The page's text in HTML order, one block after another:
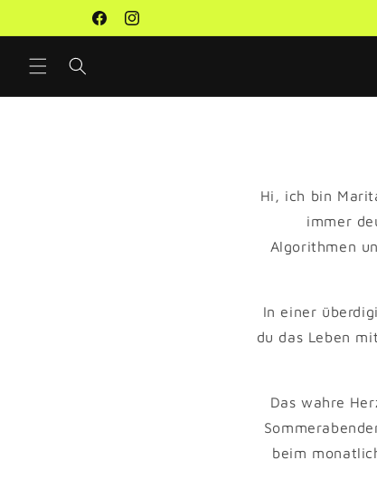
Inhalt
FacebookInstagram
Premium Wolle, Workshops & Studio
Hi, ich bin
immer
Algorithmen
In einer
du das Leben
Das wahre
beim